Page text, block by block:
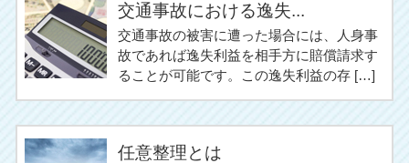
交通事故における逸失...
交通事故の被害に遭った場合には、人身事
故であれば逸失利益を相手方に賠償請求す
ることが可能です。この逸失利益の存 […]
任意整理とは